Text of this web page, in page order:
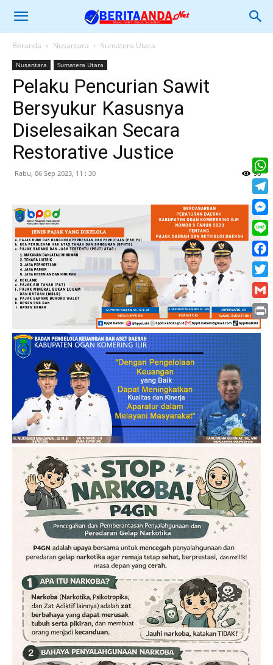
Beranda Nusantara Sumatera Utara
Nusantara Sumatera Utara
Pelaku Pencurian Sawit
Bersyukur Kasusnya
Diselesaikan Secara
Restorative Justice
Rabu, 06 Sep 2023, 11 : 30 96
Line
Print